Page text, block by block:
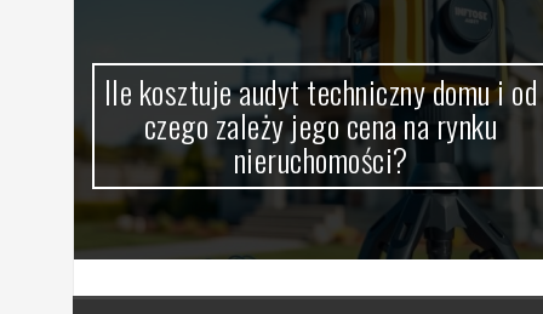
Ile kosztuje audyt techniczny domu i od
czego zależy jego cena na rynku
nieruchomości?